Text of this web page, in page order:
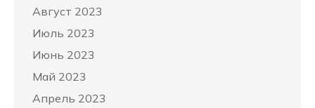
Август 2023
Июль 2023
Июнь 2023
Май 2023
Апрель 2023